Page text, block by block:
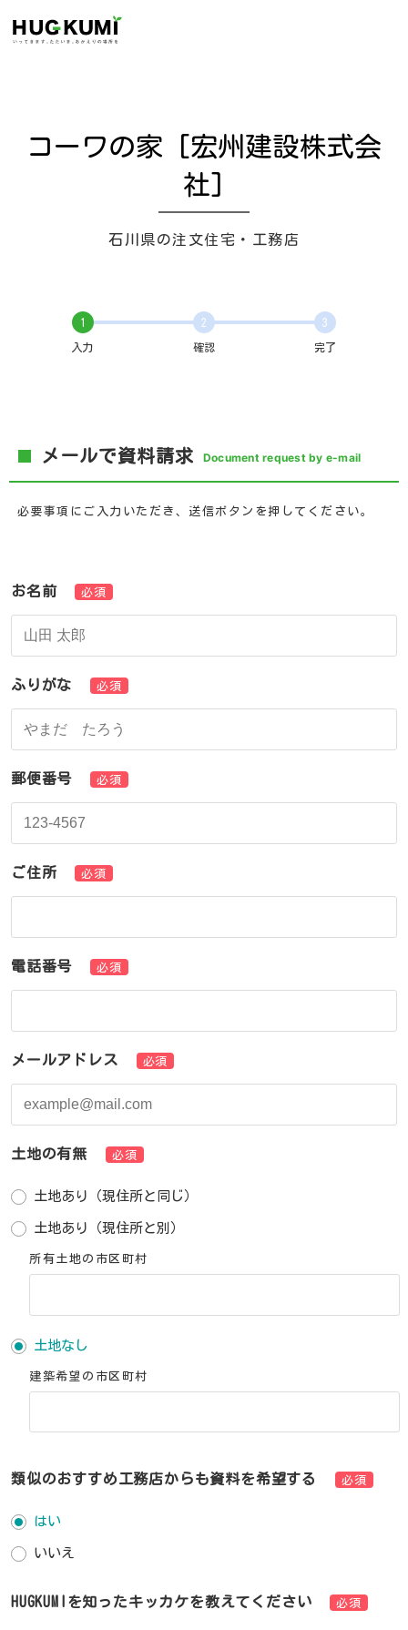
コーワの家 [宏州建設株式会
社]
石川県の注文住宅・工務店
1
入力
2
確認
3
完了
メールで資料請求 Document request by e-mail
必要事項にご入力いただき、送信ボタンを押してください。
お名前 必須
ふりがな 必須
郵便番号 必須
ご住所 必須
電話番号 必須
メールアドレス 必須
土地の有無 必須
土地あり（現住所と同じ）
土地あり（現住所と別）
所有土地の市区町村
土地なし
建築希望の市区町村
類似のおすすめ工務店からも資料を希望する 必須
はい
いいえ
HUGKUMIを知ったキッカケを教えてください 必須